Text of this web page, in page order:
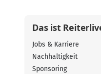
Das ist
Jobs & Karriere
Nachhaltigkeit
Sponsoring